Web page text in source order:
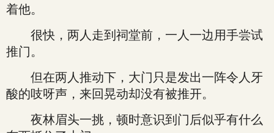
着他。
很快，两人走到祠堂前，一人一边用手尝试
推门。
但在两人推动下，大门只是发出一阵令人牙
酸的吱呀声，来回晃动却没有被推开。
夜林眉头一挑，顿时意识到门后似乎有什么